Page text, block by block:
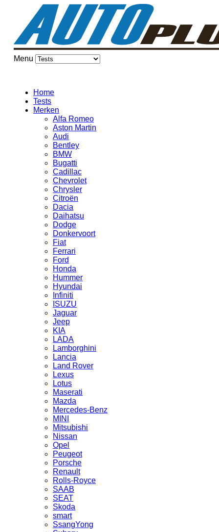
Menu
Home
Tests
Merken
Alfa Romeo
Aston Martin
Audi
Bentley
BMW
Bugatti
Cadillac
Chevrolet
Chrysler
Citroën
Dacia
Daihatsu
Dodge
Donkervoort
Fiat
Ferrari
Ford
Honda
Hummer
Hyundai
Infiniti
ISUZU
Jaguar
Jeep
KIA
LADA
Lamborghini
Lancia
Land Rover
Lexus
Lotus
Maserati
Mazda
Mercedes-Benz
MINI
Mitsubishi
Nissan
Opel
Peugeot
Porsche
Renault
Rolls-Royce
SAAB
SEAT
Skoda
smart
SsangYong